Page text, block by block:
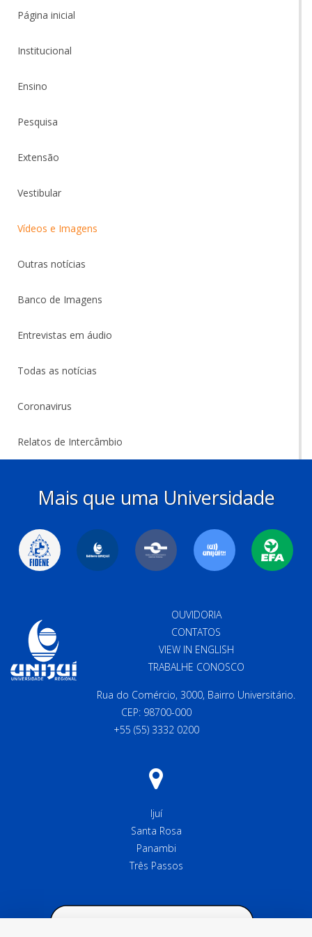
Página inicial
Institucional
Ensino
Pesquisa
Extensão
Vestibular
Vídeos e Imagens
Outras notícias
Banco de Imagens
Entrevistas em áudio
Todas as notícias
Coronavirus
Relatos de Intercâmbio
Mais que uma Universidade
OUVIDORIA
CONTATOS
VIEW IN ENGLISH
TRABALHE CONOSCO
Rua do Comércio, 3000, Bairro Universitário.
CEP: 98700-000
+55 (55) 3332 0200
Ijuí
Santa Rosa
Panambi
Três Passos